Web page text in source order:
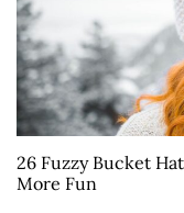
26 Fuzzy Bucket
More Fun